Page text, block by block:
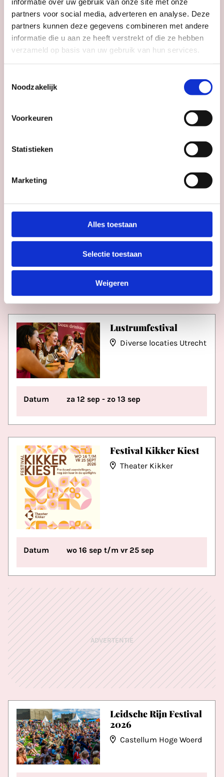
partners voor social media, adverteren en analyse. Deze
partners kunnen deze gegevens combineren met andere
informatie die u aan ze heeft verstrekt of die ze hebben
verzameld op basis van uw gebruik van hun services.
Noodzakelijk
Voorkeuren
Statistieken
Marketing
Alles toestaan
Selectie toestaan
Weigeren
Rapunzel Festival
Hamtoren
Lustrumfestival
Diverse locaties Utrecht
Datum za 12 sep - zo 13 sep
Festival Kikker Kiest
Theater Kikker
Datum wo 16 sep t/m vr 25 sep
ADVERTENTIE
Leidsche Rijn Festival
2026
Castellum Hoge Woerd
FESTIVALS
StraatFest: De grote afsluiter
Tijd